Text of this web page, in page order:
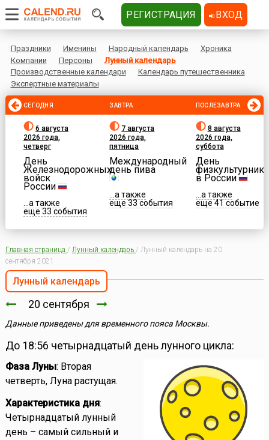
Праздники Именины Народный календарь
Хроника
Компании
Персоны
Лунный календарь
Производственные календари
Календарь путешественника
Экспертные материалы
СЕГОДНЯ
6 августа
2026 года,
четверг
День
Железнодорожных
войск
России
...а также
еще 33 события
ЗАВТРА
7 августа
2026 года,
пятница
Международный
день пива
...а также
еще 33 события
ПОСЛЕЗАВТРА
8 августа
2026 года,
суббота
День
физкультурника
в России
...а также
еще 41 событие
Главная страница / Лунный календарь / Лунный календарь на 20
сентября 2021
Лунный календарь
20 сентября
Данные приведены для временного пояса Москвы.
До 18:56 четырнадцатый день лунного цикла:
Фаза Луны: Вторая
четверть, Луна растущая.
Характеристика дня:
Четырнадцатый лунный
день – самый сильный и
РЕГИСТРАЦИЯ ВХОД